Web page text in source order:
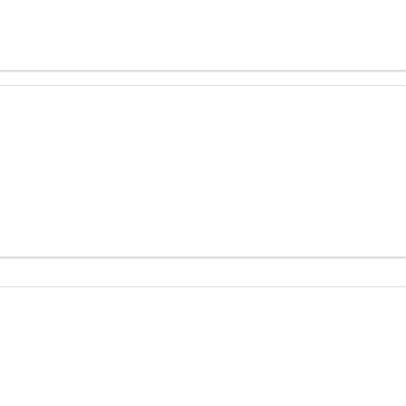
des commerces et de la gare.
ou entre amis.